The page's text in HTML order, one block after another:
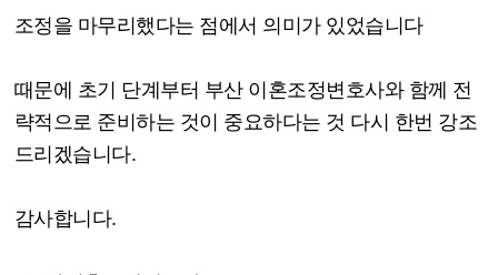
조정을 마무리했다는 점에서 의미가 있었습니다
때문에 초기 단계부터 부산 이혼조정변호사와 함께 전
략적으로 준비하는 것이 중요하다는 것 다시 한번 강조
드리겠습니다.
감사합니다.